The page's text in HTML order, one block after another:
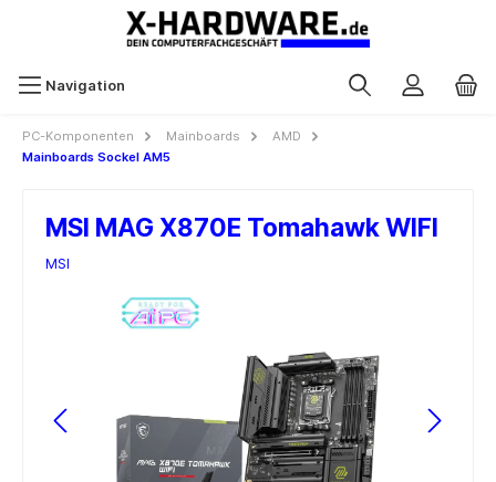
Navigation
PC-Komponenten Mainboards
AMD
Mainboards Sockel AM5
MSI MAG X870E Tomahawk WIFI
MSI